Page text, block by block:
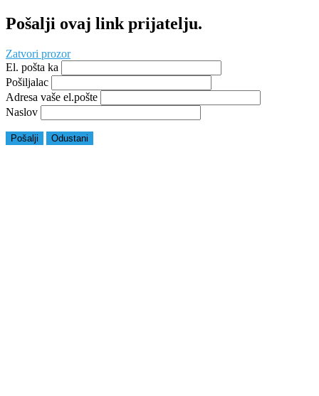
Pošalji ovaj link prijatelju.
Zatvori prozor
El. pošta ka
Pošiljalac
Adresa vaše el.pošte
Naslov
Pošalji Odustani